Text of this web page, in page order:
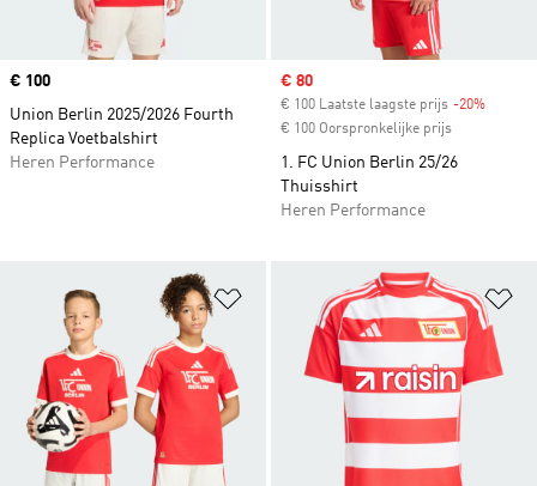
Price
€ 100
Union Berlin 2025/2026 Fourth
Replica Voetbalshirt
Heren Performance
Sale price
€ 80
€ 100 Laatste laagste prijs -20%
€ 100 Oorspronkelijke prijs
1. FC Union Berlin 25/26
Thuisshirt
Heren Performance
Op verlanglijst zetten